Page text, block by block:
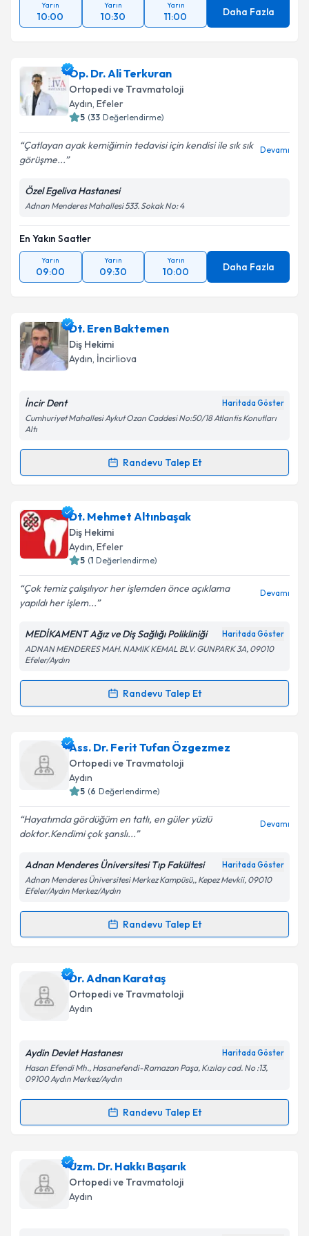
Yarın
10:00
Yarın
10:30
Yarın
11:00 Daha Fazla
Op. Dr. Ali Terkuran
Ortopedi ve Travmatoloji
Aydın, Efeler
5 (33 Değerlendirme)
Çatlayan ayak kemiğimin tedavisi için kendisi ile sık sık
görüşme...
Devamı
Özel Egeliva Hastanesi
Adnan Menderes Mahallesi 533. Sokak No: 4
En Yakın Saatler
Yarın
09:00
Yarın
09:30
Yarın
10:00 Daha Fazla
Dt. Eren Baktemen
Diş Hekimi
Aydın, İncirliova
İncir Dent Haritada Göster
Cumhuriyet Mahallesi Aykut Ozan Caddesi No:50/18 Atlantis Konutları
Altı
Randevu Talep Et
Randevu Takvimi Talebi
Dt. Eren Baktemeniçin randevu takvimi talebi
oluşturun. Size bu uzmandan randevu almanız için bir
takvim hazırlandığında e-posta ile bilgilendireceğiz.
Kişisel verilerimin işlenmesine ilişkin
Aydınlatma
Metni'ni okudum ve kişisel verilerimin belirtilen
kapsamda işlenmesini kabul ediyorum.
Takvim Talebini Gönder
Dt. Mehmet Altınbaşak
Diş Hekimi
Aydın, Efeler
5 (1 Değerlendirme)
Çok temiz çalışılıyor her işlemden önce açıklama
yapıldı her işlem...
Devamı
MEDİKAMENT Ağız ve Diş Sağlığı Polikliniği Haritada Göster
ADNAN MENDERES MAH. NAMIK KEMAL BLV. GUNPARK 3A, 09010
Efeler/Aydın
Randevu Talep Et
Randevu Takvimi Talebi
Dt. Mehmet Altınbaşakiçin randevu takvimi talebi
oluşturun. Size bu uzmandan randevu almanız için bir
takvim hazırlandığında e-posta ile bilgilendireceğiz.
Kişisel verilerimin işlenmesine ilişkin
Aydınlatma
Metni'ni okudum ve kişisel verilerimin belirtilen
kapsamda işlenmesini kabul ediyorum.
Takvim Talebini Gönder
Ass. Dr. Ferit Tufan Özgezmez
Ortopedi ve Travmatoloji
Aydın
5 (6 Değerlendirme)
Hayatımda gördüğüm en tatlı, en güler yüzlü
doktor.Kendimi çok şanslı...
Devamı
Adnan Menderes Üniversitesi Tıp Fakültesi Haritada Göster
Adnan Menderes Üniversitesi Merkez Kampüsü,, Kepez Mevkii, 09010
Efeler/Aydın Merkez/Aydın
Randevu Talep Et
Randevu Takvimi Talebi
Ass. Dr. Ferit Tufan Özgezmez
talebi oluşturun. Size bu uzmandan randevu almanız
için bir takvim hazırlandığında e-posta ile
bilgilendireceğiz.
Kişisel verilerimin işlenmesine ilişkin
Metni'ni okudum ve kişisel verilerimin belirtilen
Takvim Talebini Gönder
Dr. Adnan Karataş
Ortopedi ve Travmatoloji
Aydın
Aydin Devlet Hastanesı Haritada Göster
Hasan Efendi Mh., Hasanefendi-Ramazan Paşa, Kızılay cad. No :13,
09100 Aydın Merkez/Aydın
Randevu Talep Et
Randevu Takvimi Talebi
Dr. Adnan Karataşiçin randevu takvimi talebi
oluşturun. Size bu uzmandan randevu almanız için bir
takvim hazırlandığında e-posta ile bilgilendireceğiz.
Uzm. Dr. Hakkı Başarık
Ortopedi ve Travmatoloji
Aydın